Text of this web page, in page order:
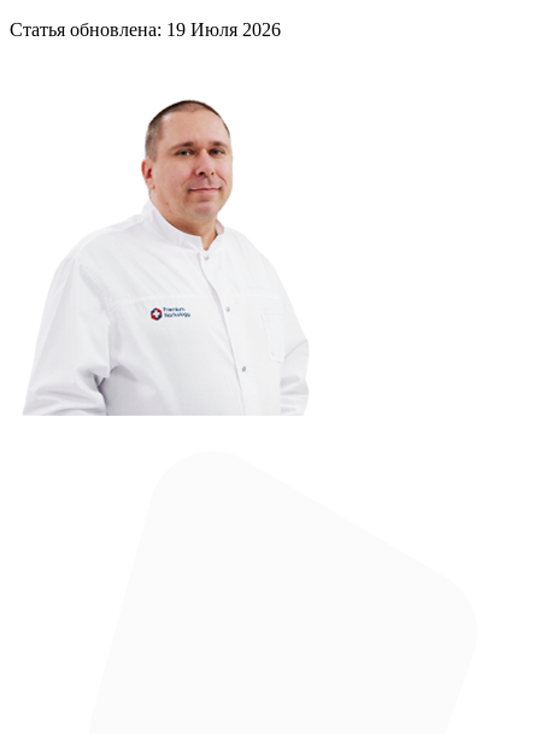
Статья обновлена: 19 Июля 2026